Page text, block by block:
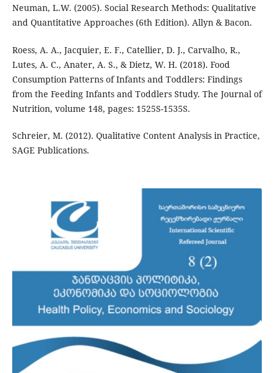
Neuman, L.W. (2005). Social Research Methods: Qualitative
and Quantitative Approaches (6th Edition). Allyn & Bacon.
Roess, A. A., Jacquier, E. F., Catellier, D. J., Carvalho, R.,
Lutes, A. C., Anater, A. S., & Dietz, W. H. (2018). Food
Consumption Patterns of Infants and Toddlers: Findings
from the Feeding Infants and Toddlers Study. The Journal of
Nutrition, volume 148, pages: 1525S-1535S.
Schreier, M. (2012). Qualitative Content Analysis in Practice,
SAGE Publications.